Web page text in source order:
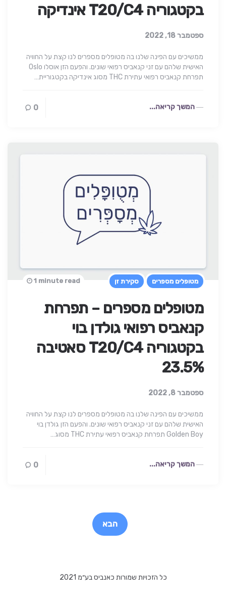
בקטגוריה T20/C4 אינדיקה
ספטמבר 18, 2022
ממשיכים עם הפינה שלנו בה מטופלים מספרים לנו קצת על החוויה
האישית שלהם עם זני קנאביס רפואי שונים. והפעם הזן אוסלו Oslo
תפרחת קנאביס רפואי עתירת THC מסוג אינדיקה בקטגוריית…
המשך קריאה... 0
מטופלים מספרים סקירת זן
מטופלים מספרים – תפרחת
קנאביס רפואי גולדן בוי
בקטגוריה T20/C4 סאטיבה
23.5%
ספטמבר 8, 2022
1 minute read
ממשיכים עם הפינה שלנו בה מטופלים מספרים לנו קצת על החוויה
האישית שלהם עם זני קנאביס רפואי שונים. והפעם הזן גולדן בוי
Golden Boy תפרחת קנאביס רפואי עתירת THC מסוג…
המשך קריאה... 0
הבא
כל הזכויות שמורות כאנביס בע״מ 2021